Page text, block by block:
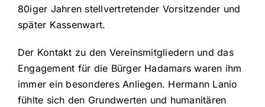
80iger Jahren stellvertretender Vorsitzender und
später Kassenwart.
Der Kontakt zu den Vereinsmitgliedern und das
Engagement für die Bürger Hadamars waren ihm
immer ein besonderes Anliegen. Hermann Lanio
fühlte sich den Grundwerten und humanitären